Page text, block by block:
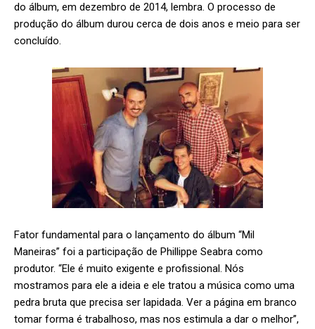
do álbum, em dezembro de 2014, lembra. O processo de
produção do álbum durou cerca de dois anos e meio para ser
concluído.
Fator fundamental para o lançamento do álbum “Mil
Maneiras” foi a participação de Phillippe Seabra como
produtor. “Ele é muito exigente e profissional. Nós
mostramos para ele a ideia e ele tratou a música como uma
pedra bruta que precisa ser lapidada. Ver a página em branco
tomar forma é trabalhoso, mas nos estimula a dar o melhor”,